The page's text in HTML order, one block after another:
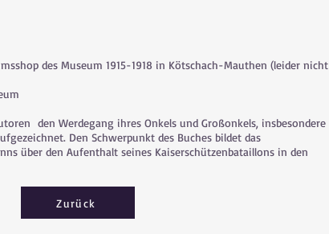
des Museum 1915-1918 in Kötschach-Mauthen (leider nicht
den Werdegang ihres Onkels und Großonkels, insbesondere
Den Schwerpunkt des Buches bildet das
über den Aufenthalt seines Kaiserschützenbataillons in den
Zurück